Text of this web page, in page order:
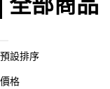
預設排序
價格